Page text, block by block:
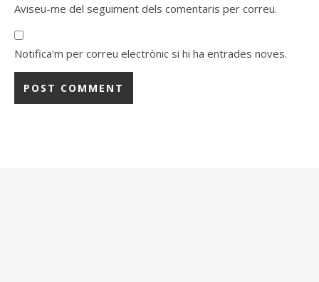
Aviseu-me del seguiment dels comentaris per correu.
Notifica'm per correu electrònic si hi ha entrades noves.